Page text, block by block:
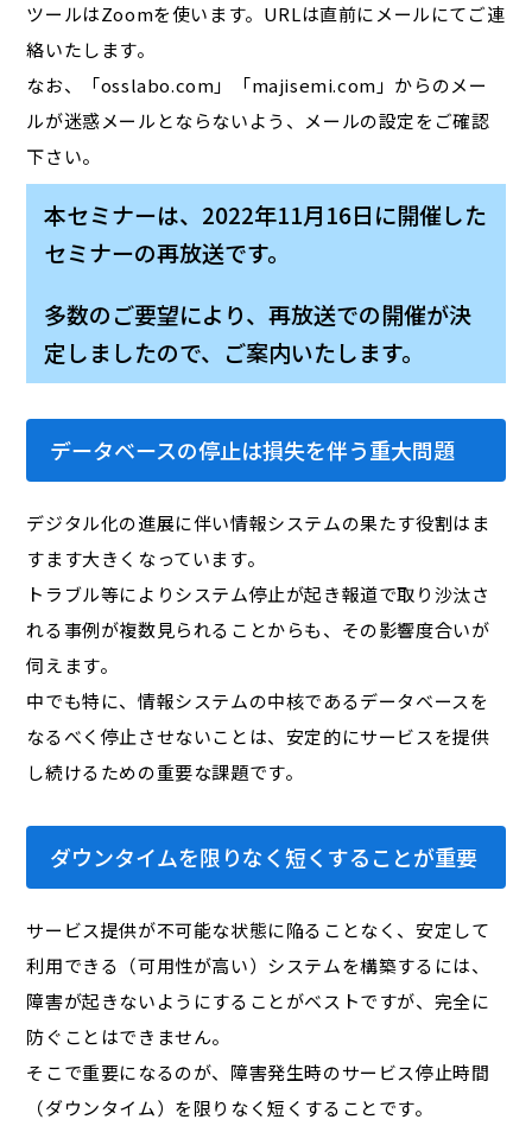
ツールはZoomを使います。URLは直前にメールにてご連
絡いたします。
なお、「osslabo.com」「majisemi.com」からのメー
ルが迷惑メールとならないよう、メールの設定をご確認
下さい。
本セミナーは、2022年11月16日に開催した
セミナーの再放送です。
多数のご要望により、再放送での開催が決
定しましたので、ご案内いたします。
データベースの停止は損失を伴う重大問題
デジタル化の進展に伴い情報システムの果たす役割はま
すます大きくなっています。
トラブル等によりシステム停止が起き報道で取り沙汰さ
れる事例が複数見られることからも、その影響度合いが
伺えます。
中でも特に、情報システムの中核であるデータベースを
なるべく停止させないことは、安定的にサービスを提供
し続けるための重要な課題です。
ダウンタイムを限りなく短くすることが重要
サービス提供が不可能な状態に陥ることなく、安定して
利用できる（可用性が高い）システムを構築するには、
障害が起きないようにすることがベストですが、完全に
防ぐことはできません。
そこで重要になるのが、障害発生時のサービス停止時間
（ダウンタイム）を限りなく短くすることです。